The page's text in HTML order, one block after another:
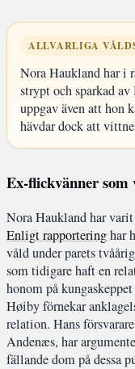
ALLVARLIGA
Nora Haukland har i
strypt och sparkad
uppgav även att hon
hävdar dock att
Ex-flickvänner som
Nora Haukland har
Enligt rapporteringhar
våld under parets
som tidigare haft en
honom på
Høiby förnekar
relation. Hans
Andenæs, har
fällande dom på dessa